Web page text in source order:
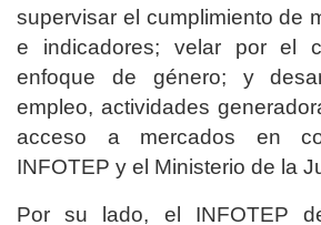
supervisar el cumplimiento de
e indicadores; velar por el
enfoque de género; y
empleo, actividades
acceso a mercados en
INFOTEP y el Ministerio de la
Por su lado, el INFOTEP